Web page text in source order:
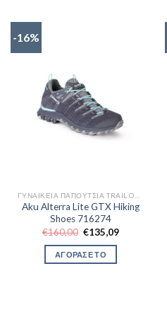
-16%
Aku Alterra Lite GTX Hiking
Shoes 716274
€160,00 Original
was:
€160,00.
€135,09Η
ΑΓΟΡΑΣΕ ΤΟ